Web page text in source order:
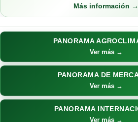
Más información →
PANORAMA
Ver más →
PANORAMA DE
Ver más →
PANORAMA
Ver más →